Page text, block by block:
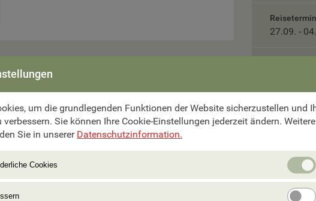
aus.
Reisetermin
27.09. -
Bitte
Bitte
um die grundlegenden Funktionen der Website sicherzustellen und
verbessern. Sie können Ihre Cookie-Einstellungen jederzeit ändern. Weitere
Sie in unserer Datenschutzinformation.
Cookies